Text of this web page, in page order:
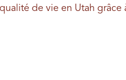
de vie en Utah grâce